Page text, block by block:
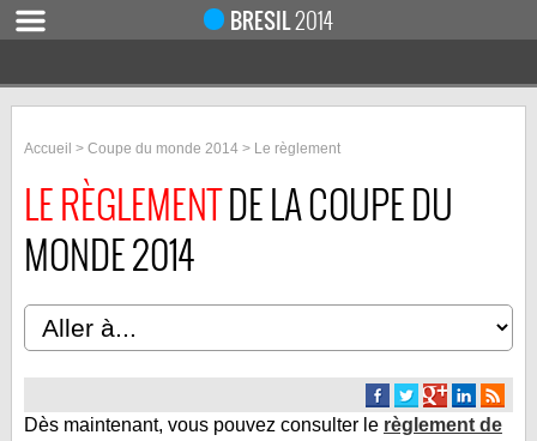
BRESIL2014
COUPE DU MONDE 2019
MONDIAL 2014
QUARTS DE FINALE
Accueil > Coupe du monde 2014> Le règlement
LE RÈGLEMENTDE LA COUPE DU
MONDE 2014
Dès maintenant, vous pouvez consulter le règlement de